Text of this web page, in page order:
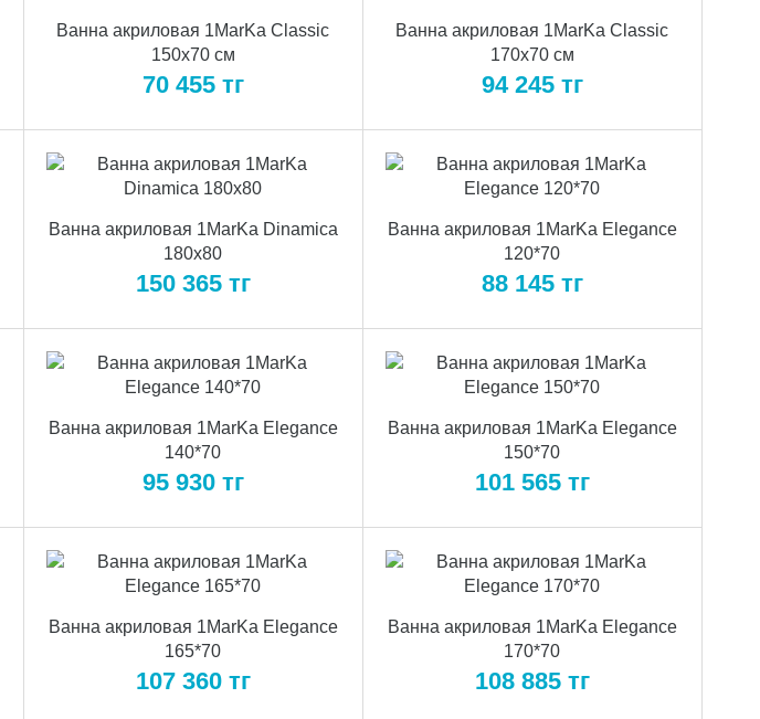
Ванна акриловая 1MarKa Classic
150х70 см
70 455 тг
Ванна акриловая 1MarKa Classic
170х70 см
94 245 тг
Ванна акриловая 1MarKa Dinamica
180x80
150 365 тг
Ванна акриловая 1MarKa Elegance
120*70
88 145 тг
Ванна акриловая 1MarKa Elegance
140*70
95 930 тг
Ванна акриловая 1MarKa Elegance
150*70
101 565 тг
Ванна акриловая 1MarKa Elegance
165*70
107 360 тг
Ванна акриловая 1MarKa Elegance
170*70
108 885 тг